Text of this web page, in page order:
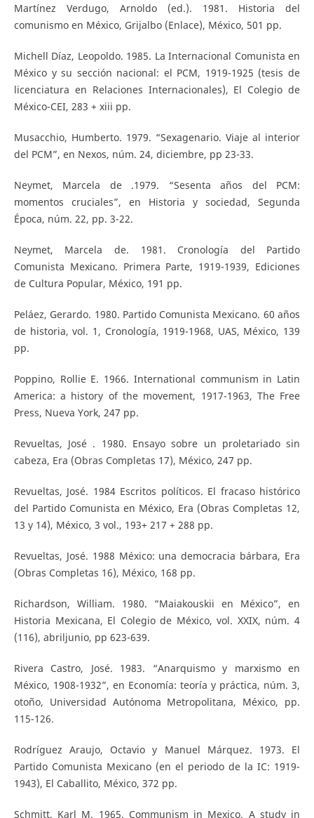
Martínez Verdugo, Arnoldo (ed.). 1981. Historia del
comunismo en México, Grijalbo (Enlace), México, 501 pp.
Michell Díaz, Leopoldo. 1985. La Internacional Comunista en
México y su sección nacional: el PCM, 1919-1925 (tesis de
licenciatura en Relaciones Internacionales), El Colegio de
México-CEI, 283 + xiii pp.
Musacchio, Humberto. 1979. “Sexagenario. Viaje al interior
del PCM”, en Nexos, núm. 24, diciembre, pp 23-33.
Neymet, Marcela de .1979. “Sesenta años del PCM:
momentos cruciales”, en Historia y sociedad, Segunda
Época, núm. 22, pp. 3-22.
Neymet, Marcela de. 1981. Cronología del Partido
Comunista Mexicano. Primera Parte, 1919-1939, Ediciones
de Cultura Popular, México, 191 pp.
Peláez, Gerardo. 1980. Partido Comunista Mexicano. 60 años
de historia, vol. 1, Cronología, 1919-1968, UAS, México, 139
pp.
Poppino, Rollie E. 1966. International communism in Latin
America: a history of the movement, 1917-1963, The Free
Press, Nueva York, 247 pp.
Revueltas, José . 1980. Ensayo sobre un proletariado sin
cabeza, Era (Obras Completas 17), México, 247 pp.
Revueltas, José. 1984 Escritos políticos. El fracaso histórico
del Partido Comunista en México, Era (Obras Completas 12,
13 y 14), México, 3 vol., 193+ 217 + 288 pp.
Revueltas, José. 1988 México: una democracia bárbara, Era
(Obras Completas 16), México, 168 pp.
Richardson, William. 1980. “Maiakouskii en México”, en
Historia Mexicana, El Colegio de México, vol. XXIX, núm. 4
(116), abriljunio, pp 623-639.
Rivera Castro, José. 1983. “Anarquismo y marxismo en
México, 1908-1932”, en Economía: teoría y práctica, núm. 3,
otoño, Universidad Autónoma Metropolitana, México, pp.
115-126.
Rodríguez Araujo, Octavio y Manuel Márquez. 1973. El
Partido Comunista Mexicano (en el periodo de la IC: 1919-
1943), El Caballito, México, 372 pp.
Schmitt, Karl M. 1965. Communism in Mexico. A study in